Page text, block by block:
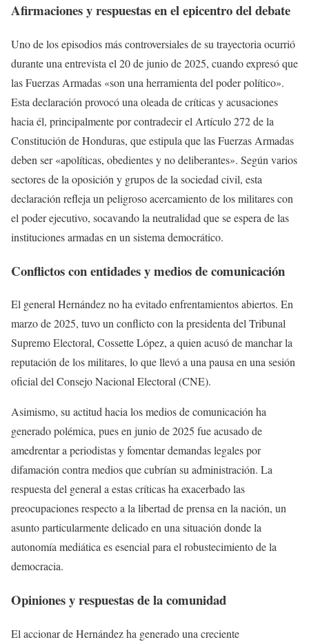
Afirmaciones y respuestas en el epicentro del debate
Uno de los episodios más controversiales de su trayectoria ocurrió
durante una entrevista el 20 de junio de 2025, cuando expresó que
las Fuerzas Armadas «son una herramienta del poder político».
Esta declaración provocó una oleada de críticas y acusaciones
hacia él, principalmente por contradecir el Artículo 272 de la
Constitución de Honduras, que estipula que las Fuerzas Armadas
deben ser «apolíticas, obedientes y no deliberantes». Según varios
sectores de la oposición y grupos de la sociedad civil, esta
declaración refleja un peligroso acercamiento de los militares con
el poder ejecutivo, socavando la neutralidad que se espera de las
instituciones armadas en un sistema democrático.
Conflictos con entidades y medios de comunicación
El general Hernández no ha evitado enfrentamientos abiertos. En
marzo de 2025, tuvo un conflicto con la presidenta del Tribunal
Supremo Electoral, Cossette López, a quien acusó de manchar la
reputación de los militares, lo que llevó a una pausa en una sesión
oficial del Consejo Nacional Electoral (CNE).
Asimismo, su actitud hacia los medios de comunicación ha
generado polémica, pues en junio de 2025 fue acusado de
amedrentar a periodistas y fomentar demandas legales por
difamación contra medios que cubrían su administración. La
respuesta del general a estas críticas ha exacerbado las
preocupaciones respecto a la libertad de prensa en la nación, un
asunto particularmente delicado en una situación donde la
autonomía mediática es esencial para el robustecimiento de la
democracia.
Opiniones y respuestas de la comunidad
El accionar de Hernández ha generado una creciente